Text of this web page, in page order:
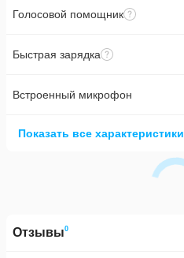
Голосовой помощник
Быстрая зарядка
Встроенный микрофон
Показать все характеристики
Отзывы0